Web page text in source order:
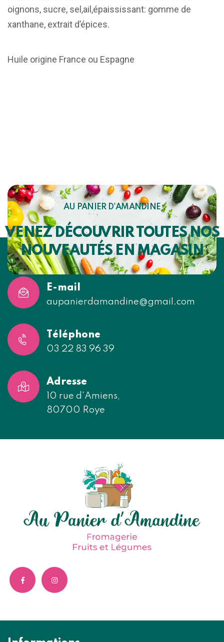
oignons, sucre, sel,ail,épaississant: gomme de
xanthane, extrait d’épices.
Huile origine France ou Espagne
AU PANIER D'AMANDINE
VENEZ DÉCOUVRIR TOUTES NOS
NOUVEAUTÉS EN MAGASIN
E-mail
aupanierdamandine@gmail.com
Téléphone
03 22 83 96 39
Adresse
10 rue d'Amiens,
80700 Roye